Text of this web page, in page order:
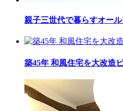
親子三世代で暮らすオー
築45年 和風住宅を大改造